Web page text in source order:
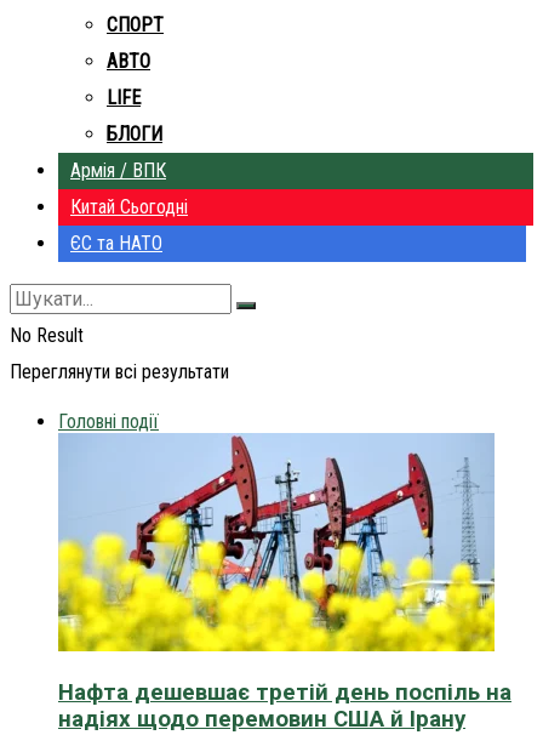
СПОРТ
АВТО
LIFE
БЛОГИ
Армія / ВПК
Китай Сьогодні
ЄС та НАТО
No Result
Переглянути всі результати
Головні події
Нафта дешевшає третій день поспіль на
надіях щодо перемовин США й Ірану